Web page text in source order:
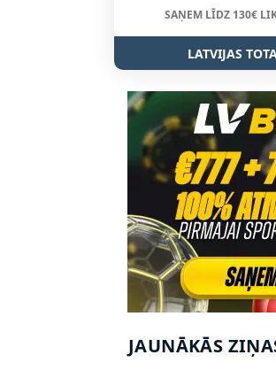
SAŅEM LĪDZ 130€
LATVIJAS
JAUNĀKĀS